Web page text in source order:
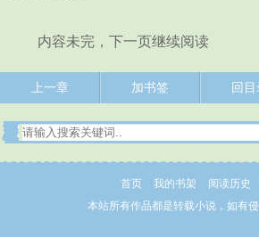
内容未完，下一页继续阅读
上一章 加书签 回目
首页 我的书架 阅读历史
本站所有作品都是转载小说，如有侵